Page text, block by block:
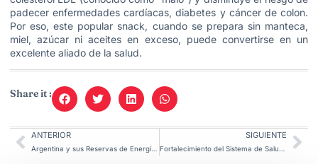
padecer enfermedades cardíacas, diabetes y cáncer de colon.
Por eso, este popular snack, cuando se prepara sin manteca,
miel, azúcar ni aceites en exceso, puede convertirse en un
excelente aliado de la salud.
Share it :
ANTERIOR
Argentina y sus Reservas de Energía Amarilla
SIGUIENTE